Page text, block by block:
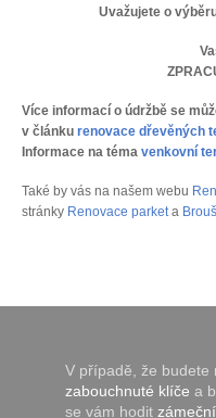
Uvažujete o
Více informací o údržbě se
v článku renovace dřevěných
Informace na téma venkovní
Také by vás na našem webu
stránky Renovace parketa
V případě, že budete
zabouchnuté klíče a
se vám hodit